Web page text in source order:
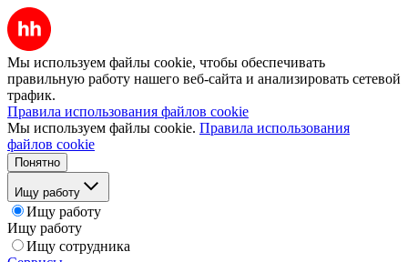
Мы используем файлы cookie, чтобы обеспечивать
правильную работу нашего веб-сайта и анализировать сетевой
трафик.
Правила использования файлов cookie
Мы используем файлы cookie. Правила использования
файлов cookie
Понятно
Ищу работу
Ищу работу
Ищу работу
Ищу сотрудника